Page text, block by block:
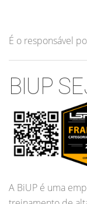
É o responsável
BIUP
A BiUP é uma